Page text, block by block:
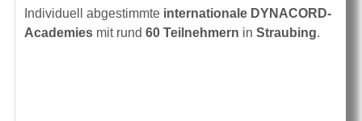
Individuell abgestimmte internationale DYNACORD-
Academies mit rund 60 Teilnehmern in Straubing.